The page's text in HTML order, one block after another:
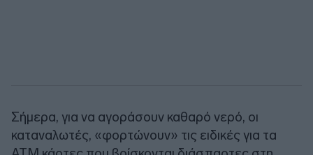
Σήμερα, για να αγοράσουν καθαρό νερό, οι
καταναλωτές, «φορτώνουν» τις ειδικές για τα